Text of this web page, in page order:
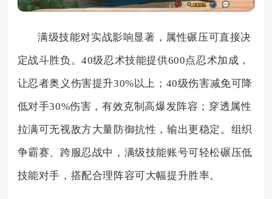
满级技能对实战影响显著，属性碾压可直接决
定战斗胜负。40级忍术技能提供600点忍术加成，
让忍者奥义伤害提升30%以上；40级伤害减免可降
低对手30%伤害，有效克制高爆发阵容；穿透属性
拉满可无视敌方大量防御抗性，输出更稳定。组织
争霸赛、跨服忍战中，满级技能账号可轻松碾压低
技能对手，搭配合理阵容可大幅提升胜率。